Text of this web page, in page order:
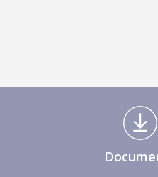
Médiathèque